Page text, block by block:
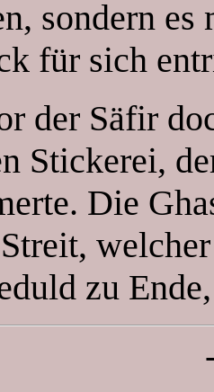
sondern
für sich
der Säfir
Stickerei,
Die
zu